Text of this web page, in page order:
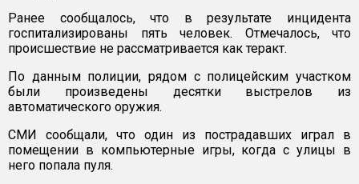
Ранее сообщалось, что в результате инцидента
госпитализированы пять человек. Отмечалось, что
происшествие не рассматривается как теракт.
По данным полиции, рядом с полицейским участком
были произведены десятки выстрелов из
автоматического оружия.
СМИ сообщали, что один из пострадавших играл в
помещении в компьютерные игры, когда с улицы в
него попала пуля.